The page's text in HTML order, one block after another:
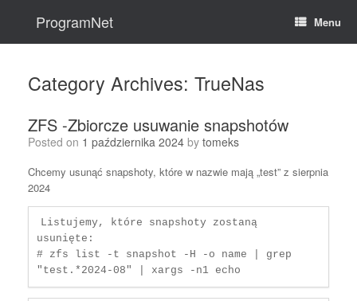
ProgramNet Menu
Category Archives: TrueNas
ZFS -Zbiorcze usuwanie snapshotów
Posted on 1 października 2024 by tomeks
Chcemy usunąć snapshoty, które w nazwie mają „test” z sierpnia
2024
Listujemy, które snapshoty zostaną
usunięte:
# zfs list -t snapshot -H -o name | grep
"test.*2024-08" | xargs -n1 echo